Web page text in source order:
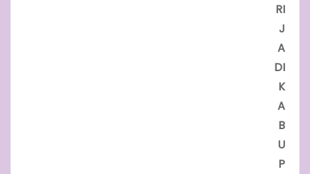
RI
J
A
DI
K
A
B
U
P